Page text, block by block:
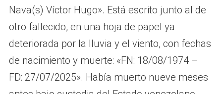
Nava(s) Víctor Hugo». Está escrito junto al de
otro fallecido, en una hoja de papel ya
deteriorada por la lluvia y el viento, con fechas
de nacimiento y muerte: «FN: 18/08/1974 –
FD: 27/07/2025». Había muerto nueve meses